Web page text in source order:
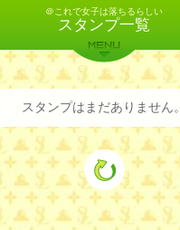
＠これで女子は落ちるらしい
スタンプ一覧
ナンバー 詳細検索 ランキング
MENU
スタンプはまだありません。